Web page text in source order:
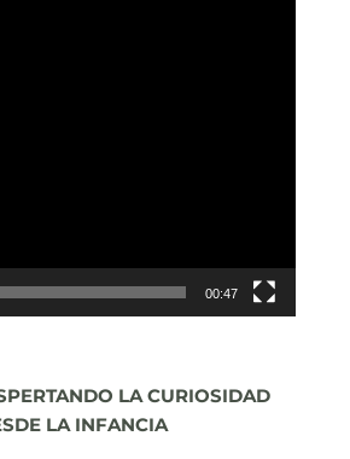
00:47
LA CURIOSIDAD
LA INFANCIA